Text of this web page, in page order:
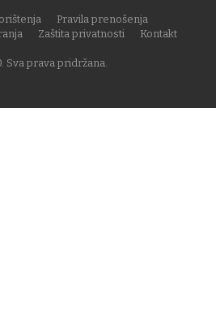
prava pridržana.
Pravila prenošenja
Zaštita privatnosti
Kontakt